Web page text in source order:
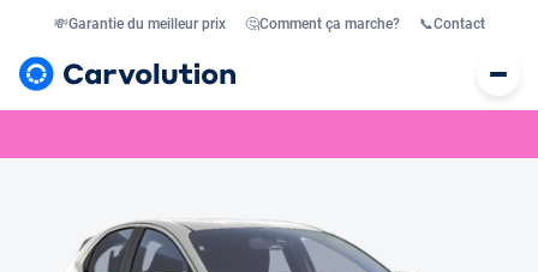
💸Garantie du meilleur prix 🤔Comment ça marche? 📞Contact